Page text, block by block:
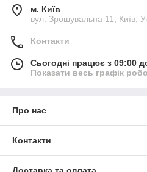
м. Київ
вул. Зрошувальна 11, Київ,
Контакти
Сьогодні працює з 09:00
Показати весь графік
Про нас
Контакти